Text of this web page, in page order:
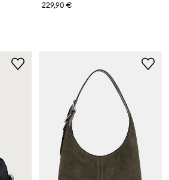
229,90 €